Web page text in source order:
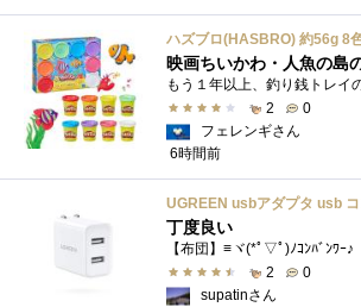
2
0
フェレンギさん
6時間前
丁度良い
【布団】≡ヾ(*ﾟ▽ﾟ)ﾉｺﾝﾊﾞﾝﾜｰ♪
2
0
supatinさん